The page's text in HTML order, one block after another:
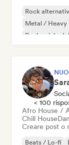
Rock
Metal / Heavy
Rock
< 100
Afro House /
Chill House
Creare post o
Beats / Lo-fi